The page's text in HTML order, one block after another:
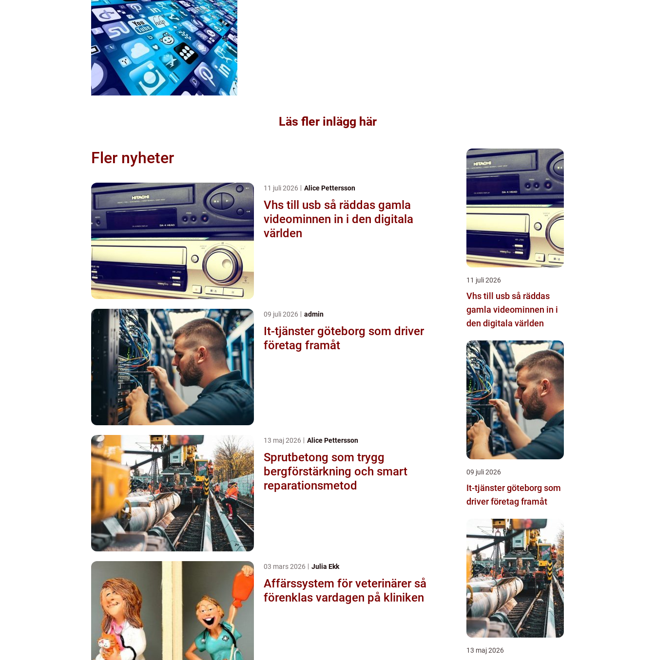
Läs fler inlägg här
Fler nyheter
11 juli 2026 Alice Pettersson
Vhs till usb så räddas gamla
videominnen in i den digitala
världen
09 juli 2026 admin
It-tjänster göteborg som driver
företag framåt
13 maj 2026 Alice Pettersson
Sprutbetong som trygg
bergförstärkning och smart
reparationsmetod
03 mars 2026 Julia Ekk
Affärssystem för veterinärer så
förenklas vardagen på kliniken
11 juli 2026
Vhs till usb så räddas
gamla videominnen in i
den digitala världen
09 juli 2026
It-tjänster göteborg som
driver företag framåt
13 maj 2026